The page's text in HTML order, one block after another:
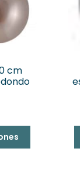
cm